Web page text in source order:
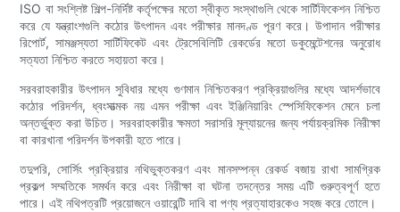
ISO বা সংশ্লিষ্ট শিল্প-নির্দিষ্ট কর্তৃপক্ষের মতো স্বীকৃত সংস্থাগুলি থেকে সার্টিফিকেশন নিশ্চিত
করে যে যন্ত্রাংশগুলি কঠোর উৎপাদন এবং পরীক্ষার মানদণ্ড পূরণ করে। উপাদান পরীক্ষার
রিপোর্ট, সামঞ্জস্যতা সার্টিফিকেট এবং ট্রেসেবিলিটি রেকর্ডের মতো ডকুমেন্টেশনের অনুরোধ
সত্যতা নিশ্চিত করতে সহায়তা করে।
সরবরাহকারীর উৎপাদন সুবিধার মধ্যে গুণমান নিশ্চিতকরণ প্রক্রিয়াগুলির মধ্যে আদর্শভাবে
কঠোর পরিদর্শন, ধ্বংসাত্মক নয় এমন পরীক্ষা এবং ইঞ্জিনিয়ারিং স্পেসিফিকেশন মেনে চলা
অন্তর্ভুক্ত করা উচিত। সরবরাহকারীর ক্ষমতা সরাসরি মূল্যায়নের জন্য পর্যায়ক্রমিক নিরীক্ষা
বা কারখানা পরিদর্শন উপকারী হতে পারে।
তদুপরি, সোর্সিং প্রক্রিয়ার নথিভুক্তকরণ এবং মানসম্পন্ন রেকর্ড বজায় রাখা সামগ্রিক
প্রকল্প সম্মতিকে সমর্থন করে এবং নিরীক্ষা বা ঘটনা তদন্তের সময় এটি গুরুত্বপূর্ণ হতে
পারে। এই নথিপত্রটি প্রয়োজনে ওয়ারেন্টি দাবি বা পণ্য প্রত্যাহারকেও সহজ করে তোলে।